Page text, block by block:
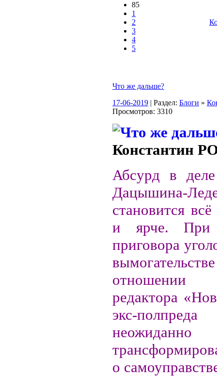
85
1
2
3
4
5
Что же дальше?
17-06-2019 | Раздел: Блоги »
Просмотров: 3310
Константин
Абсурд в
Дацышина-
становится
и ярче. При
приговора
отношении
редактора
экс-полпреда
неожиданно
о